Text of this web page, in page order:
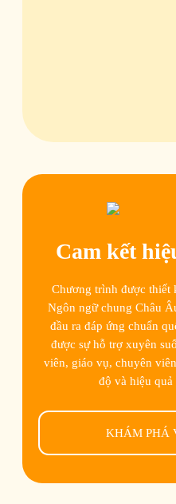
Cam kết
Chương trình được thiết
Ngôn ngữ chung Châu
đầu ra đáp ứng chuẩn
được sự hỗ trợ xuyên
viên, giáo vụ, chuyên
độ và hiệu quả
KHÁM PHÁ